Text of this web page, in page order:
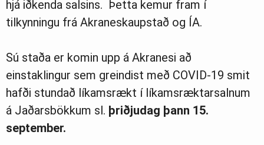
hjá iðkenda salsins. Þetta kemur fram í
tilkynningu frá Akraneskaupstað og ÍA.
Sú staða er komin upp á Akranesi að
einstaklingur sem greindist með COVID-19 smit
hafði stundað líkamsrækt í líkamsræktarsalnum
á Jaðarsbökkum sl. þriðjudag þann 15.
september.